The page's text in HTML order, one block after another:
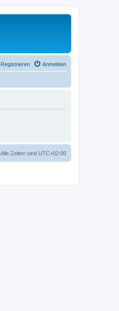
Anmelden
Registrieren
Alle Zeiten sind UTC+02:00